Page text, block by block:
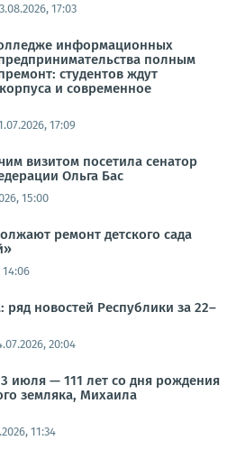
17:03
информационных
полным
студентов ждут
и современное
17:09
визитом посетила сенатор
Ольга Бас
15:00
ремонт детского сада
14:06
ряд новостей Республики за 22–
20:04
июля — 111 лет со дня рождения
земляка, Михаила
11:34